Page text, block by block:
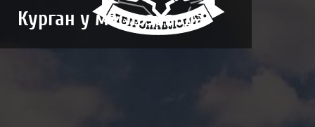
Курган у маслозавода